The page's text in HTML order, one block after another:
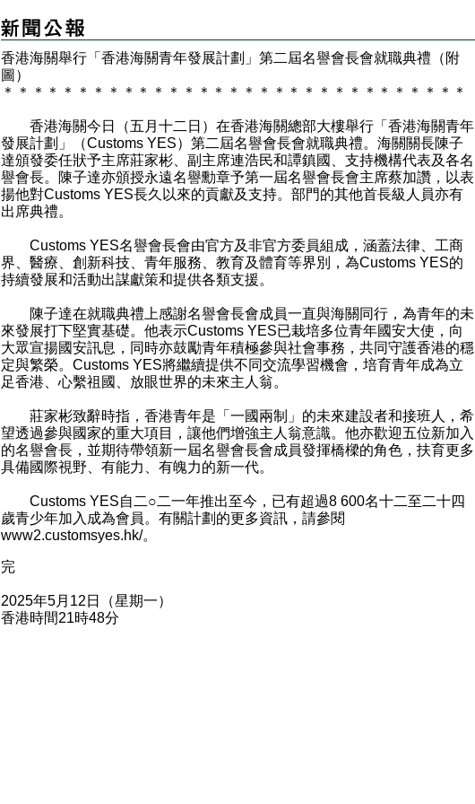
​香港海關舉行「香港海關青年發展計劃」第二屆名譽會長會就職典禮（附
圖）
＊
＊ ＊ ＊ ＊ ＊ ＊ ＊ ＊ ＊ ＊ ＊ ＊ ＊ ＊ ＊ ＊ ＊ ＊ ＊ ＊ ＊ ＊ ＊ ＊ ＊ ＊ ＊ ＊ ＊ ＊
​香港海關今日（五月十二日）在香港海關總部大樓舉行「香港海關青年
發展計劃」（Customs YES）第二屆名譽會長會就職典禮。海關關長陳子
達頒發委任狀予主席莊家彬、副主席連浩民和譚鎮國、支持機構代表及各名
譽會長。陳子達亦頒授永遠名譽勳章予第一屆名譽會長會主席蔡加讚，以表
揚他對Customs YES長久以來的貢獻及支持。部門的其他首長級人員亦有
出席典禮。
Customs YES名譽會長會由官方及非官方委員組成，涵蓋法律、工商
界、醫療、創新科技、青年服務、教育及體育等界別，為Customs YES的
持續發展和活動出謀獻策和提供各類支援。
陳子達在就職典禮上感謝名譽會長會成員一直與海關同行，為青年的未
來發展打下堅實基礎。他表示Customs YES已栽培多位青年國安大使，向
大眾宣揚國安訊息，同時亦鼓勵青年積極參與社會事務，共同守護香港的穩
定與繁榮。Customs YES將繼續提供不同交流學習機會，培育青年成為立
足香港、心繫祖國、放眼世界的未來主人翁。
莊家彬致辭時指，香港青年是「一國兩制」的未來建設者和接班人，希
望透過參與國家的重大項目，讓他們增強主人翁意識。他亦歡迎五位新加入
的名譽會長，並期待帶領新一屆名譽會長會成員發揮橋樑的角色，扶育更多
具備國際視野、有能力、有魄力的新一代。
Customs YES自二○二一年推出至今，已有超過8 600名十二至二十四
歲青少年加入成為會員。有關計劃的更多資訊，請參閱
www2.customsyes.hk/。
完
2025年5月12日（星期一）
香港時間21時48分